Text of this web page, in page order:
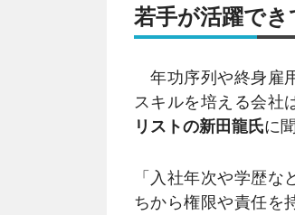
若手が活躍で
年功序列や終身雇
スキルを培える会社
リストの新田龍氏に
「入社年次や学歴
ちから権限や責任を